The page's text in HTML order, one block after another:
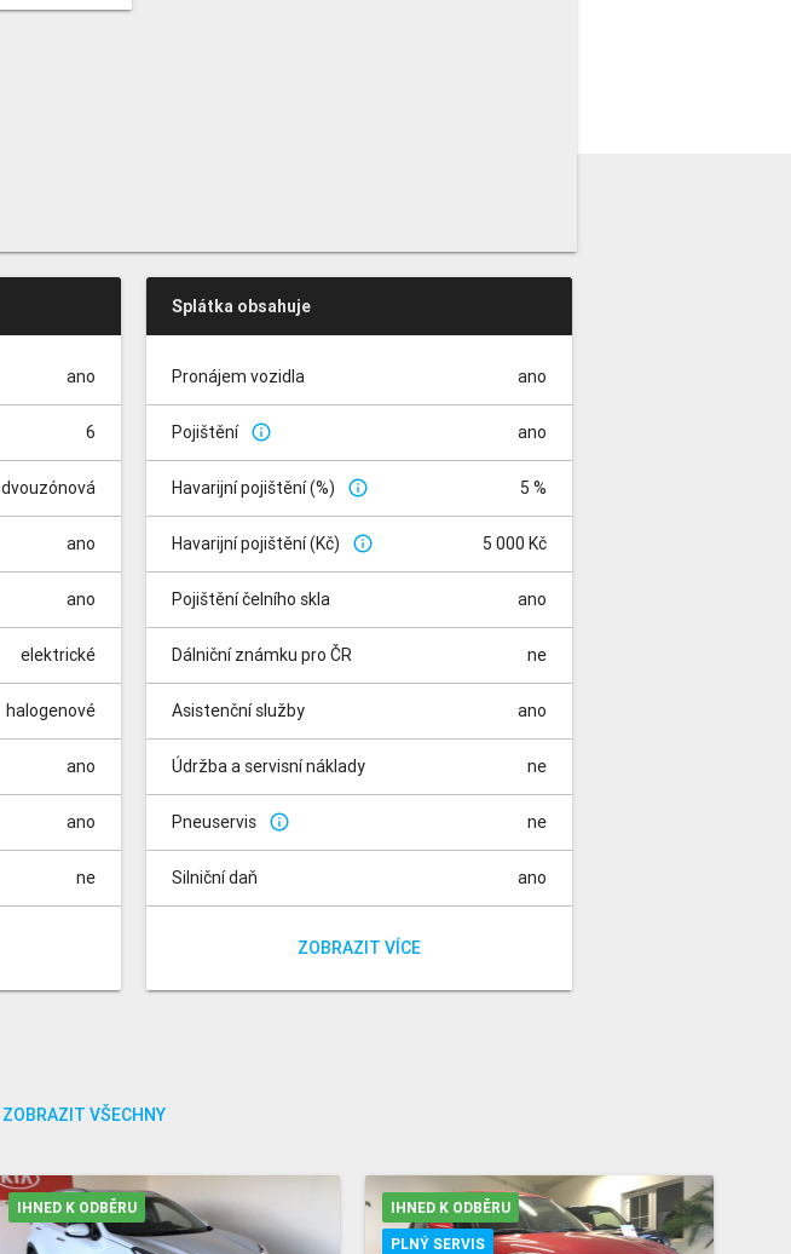
ano
6
dvouzónová
ano
ano
elektrické
halogenové
ano
ano
ne
Splátka obsahuje
Pronájem vozidla ano
Pojištění info_outline ano
Havarijní pojištění (%) info_outline 5 %
Havarijní pojištění (Kč) info_outline 5 000 Kč
Pojištění čelního skla ano
Dálniční známku pro ČR ne
Asistenční služby ano
Údržba a servisní náklady ne
Pneuservis info_outline ne
Silniční daň ano
ZOBRAZIT VÍCE
ZOBRAZIT VŠECHNY
IHNED K ODBĚRU
IHNED K ODBĚRU
PLNÝ SERVIS